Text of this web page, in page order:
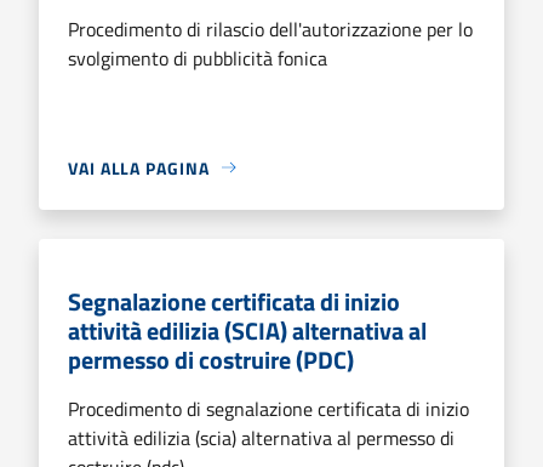
Procedimento di rilascio dell'autorizzazione per lo
svolgimento di pubblicità fonica
VAI ALLA PAGINA
Segnalazione certificata di inizio
attività edilizia (SCIA) alternativa al
permesso di costruire (PDC)
Procedimento di segnalazione certificata di inizio
attività edilizia (scia) alternativa al permesso di